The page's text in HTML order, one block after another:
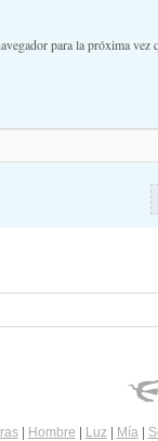
para la próxima vez
| Hombre Luz| Mía|